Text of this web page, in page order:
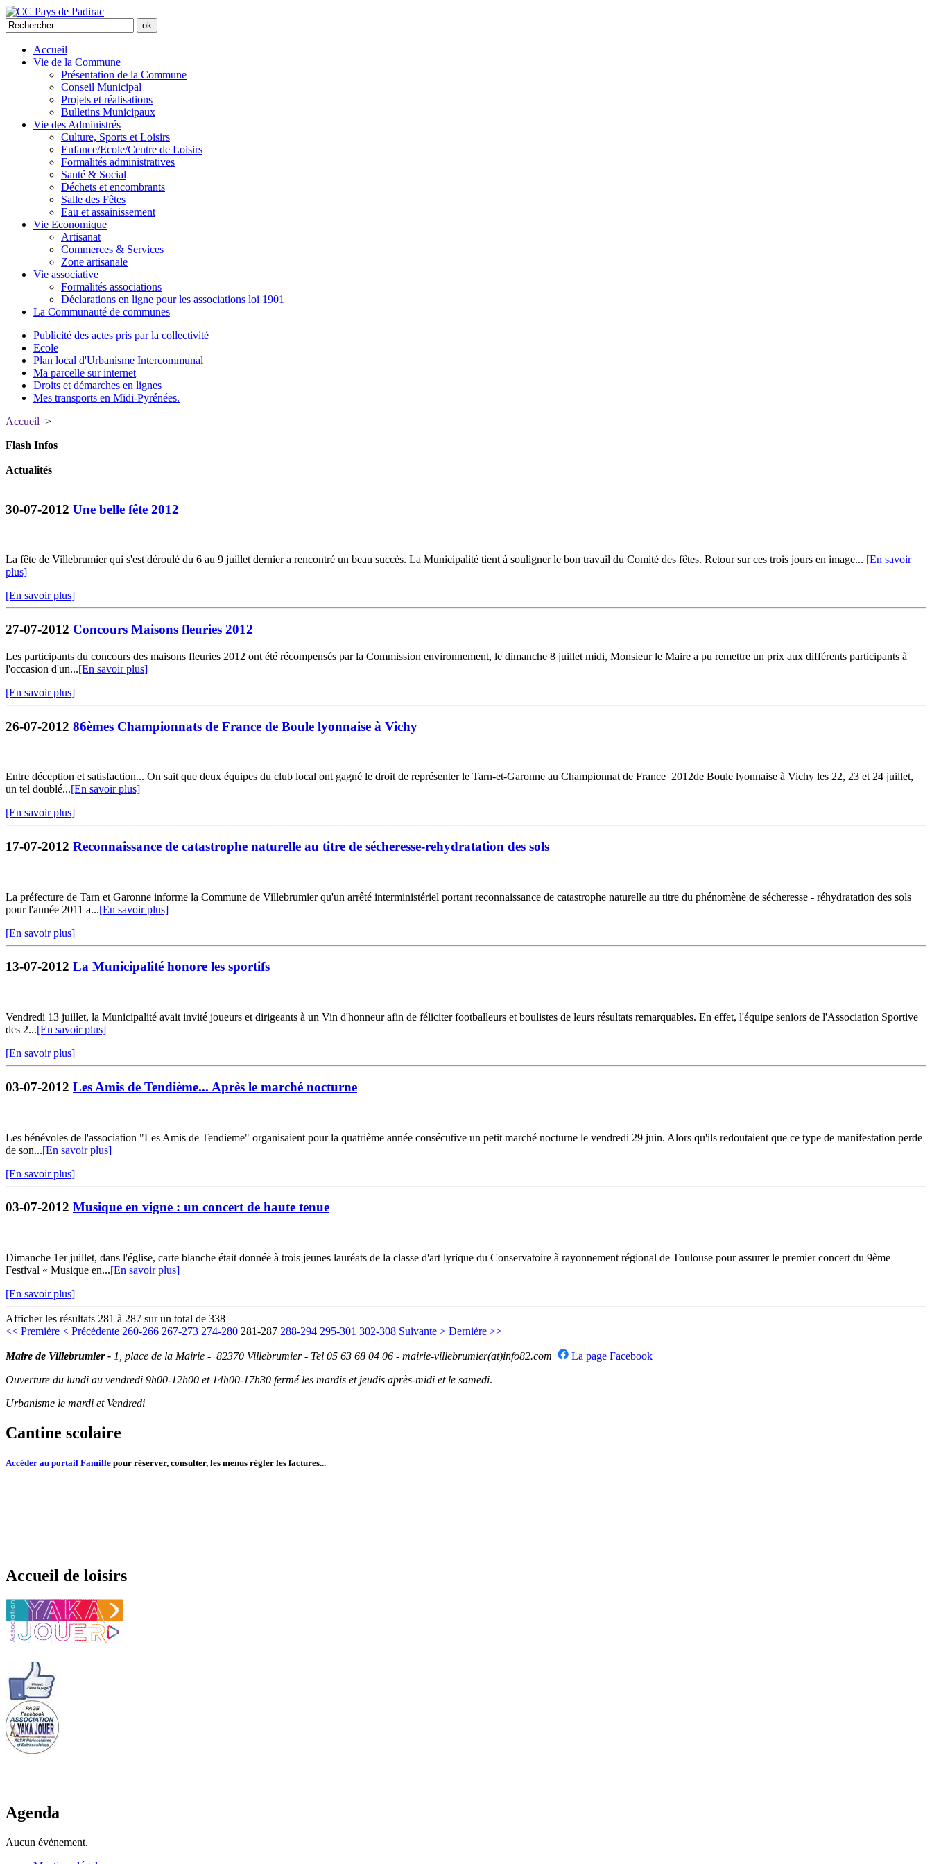
Accueil
Vie de la Commune
Présentation de la Commune
Conseil Municipal
Projets et réalisations
Bulletins Municipaux
Vie des Administrés
Culture, Sports et Loisirs
Enfance/Ecole/Centre de Loisirs
Formalités administratives
Santé & Social
Déchets et encombrants
Salle des Fêtes
Eau et assainissement
Vie Economique
Artisanat
Commerces & Services
Zone artisanale
Vie associative
Formalités associations
Déclarations en ligne pour les associations loi 1901
La Communauté de communes
Publicité des actes pris par la collectivité
Ecole
Plan local d'Urbanisme Intercommunal
Ma parcelle sur internet
Droits et démarches en lignes
Mes transports en Midi-Pyrénées.
Accueil >
Flash Infos
Actualités
30-07-2012 Une belle fête 2012
La fête de Villebrumier qui s'est déroulé du 6 au 9 juillet dernier a rencontré un beau succès. La Municipalité tient à souligner le bon travail du Comité des fêtes. Retour sur ces trois jours en image... [En savoir
plus]
[En savoir plus]
27-07-2012 Concours Maisons fleuries 2012
Les participants du concours des maisons fleuries 2012 ont été récompensés par la Commission environnement, le dimanche 8 juillet midi, Monsieur le Maire a pu remettre un prix aux différents participants à
l'occasion d'un...[En savoir plus]
[En savoir plus]
26-07-2012 86èmes Championnats de France de Boule lyonnaise à Vichy
Entre déception et satisfaction... On sait que deux équipes du club local ont gagné le droit de représenter le Tarn-et-Garonne au Championnat de France 2012de Boule lyonnaise à Vichy les 22, 23 et 24 juillet,
un tel doublé...[En savoir plus]
[En savoir plus]
17-07-2012 Reconnaissance de catastrophe naturelle au titre de sécheresse-rehydratation des sols
La préfecture de Tarn et Garonne informe la Commune de Villebrumier qu'un arrêté interministériel portant reconnaissance de catastrophe naturelle au titre du phénomène de sécheresse - réhydratation des sols
pour l'année 2011 a...[En savoir plus]
[En savoir plus]
13-07-2012 La Municipalité honore les sportifs
Vendredi 13 juillet, la Municipalité avait invité joueurs et dirigeants à un Vin d'honneur afin de féliciter footballeurs et boulistes de leurs résultats remarquables. En effet, l'équipe seniors de l'Association Sportive
des 2...[En savoir plus]
[En savoir plus]
03-07-2012 Les Amis de Tendième... Après le marché nocturne
Les bénévoles de l'association "Les Amis de Tendieme" organisaient pour la quatrième année consécutive un petit marché nocturne le vendredi 29 juin. Alors qu'ils redoutaient que ce type de manifestation perde
de son...[En savoir plus]
[En savoir plus]
03-07-2012 Musique en vigne : un concert de haute tenue
Dimanche 1er juillet, dans l'église, carte blanche était donnée à trois jeunes lauréats de la classe d'art lyrique du Conservatoire à rayonnement régional de Toulouse pour assurer le premier concert du 9ème
Festival « Musique en...[En savoir plus]
[En savoir plus]
Afficher les résultats 281 à 287 sur un total de 338
<< Première < Précédente 260-266 267-273 274-280 281-287 288-294 295-301 302-308 Suivante > Dernière >>
Maire de Villebrumier - 1, place de la Mairie - 82370 Villebrumier - Tel 05 63 68 04 06 - mairie-villebrumier(at)info82.com
La page Facebook
Ouverture du lundi au vendredi 9h00-12h00 et 14h00-17h30 fermé les mardis et jeudis après-midi et le samedi.
Urbanisme le mardi et Vendredi
Cantine scolaire
Accéder au portail Famille pour réserver, consulter, les menus régler les factures...
Accueil de loisirs
Agenda
Aucun évènement.